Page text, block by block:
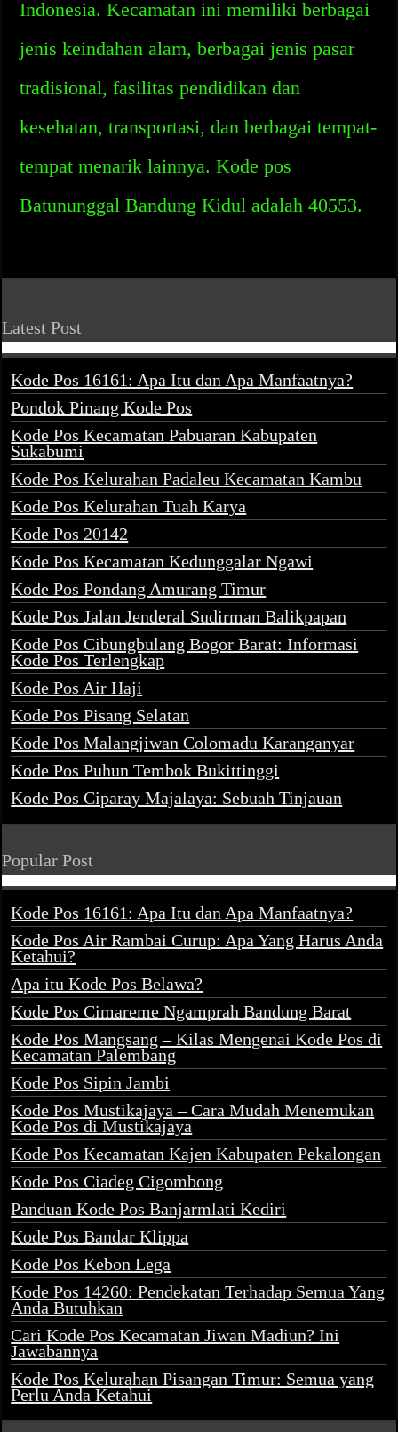
Indonesia. Kecamatan ini memiliki berbagai
jenis keindahan alam, berbagai jenis pasar
tradisional, fasilitas pendidikan dan
kesehatan, transportasi, dan berbagai tempat-
tempat menarik lainnya. Kode pos
Batununggal Bandung Kidul adalah 40553.
Latest Post
Kode Pos 16161: Apa Itu dan Apa Manfaatnya?
Pondok Pinang Kode Pos
Kode Pos Kecamatan Pabuaran Kabupaten
Sukabumi
Kode Pos Kelurahan Padaleu Kecamatan Kambu
Kode Pos Kelurahan Tuah Karya
Kode Pos 20142
Kode Pos Kecamatan Kedunggalar Ngawi
Kode Pos Pondang Amurang Timur
Kode Pos Jalan Jenderal Sudirman Balikpapan
Kode Pos Cibungbulang Bogor Barat: Informasi
Kode Pos Terlengkap
Kode Pos Air Haji
Kode Pos Pisang Selatan
Kode Pos Malangjiwan Colomadu Karanganyar
Kode Pos Puhun Tembok Bukittinggi
Kode Pos Ciparay Majalaya: Sebuah Tinjauan
Popular Post
Kode Pos 16161: Apa Itu dan Apa Manfaatnya?
Kode Pos Air Rambai Curup: Apa Yang Harus Anda
Ketahui?
Apa itu Kode Pos Belawa?
Kode Pos Cimareme Ngamprah Bandung Barat
Kode Pos Mangsang – Kilas Mengenai Kode Pos di
Kecamatan Palembang
Kode Pos Sipin Jambi
Kode Pos Mustikajaya – Cara Mudah Menemukan
Kode Pos di Mustikajaya
Kode Pos Kecamatan Kajen Kabupaten Pekalongan
Kode Pos Ciadeg Cigombong
Panduan Kode Pos Banjarmlati Kediri
Kode Pos Bandar Klippa
Kode Pos Kebon Lega
Kode Pos 14260: Pendekatan Terhadap Semua Yang
Anda Butuhkan
Cari Kode Pos Kecamatan Jiwan Madiun? Ini
Jawabannya
Kode Pos Kelurahan Pisangan Timur: Semua yang
Perlu Anda Ketahui